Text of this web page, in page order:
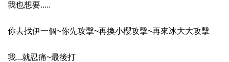
我也想要.....
你去找伊一個~你先攻擊~再換小櫻攻擊~再來冰大大攻擊
我...就忍痛~最後打